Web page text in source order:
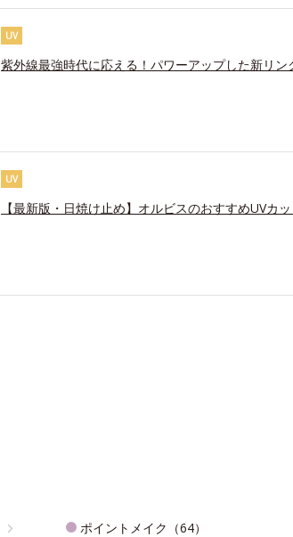
UV
紫外線最強時代に応える！パワーアップした新リン
UV
【最新版・日焼け止め】オルビスのおすすめUVカ
ポイントメイク（64）